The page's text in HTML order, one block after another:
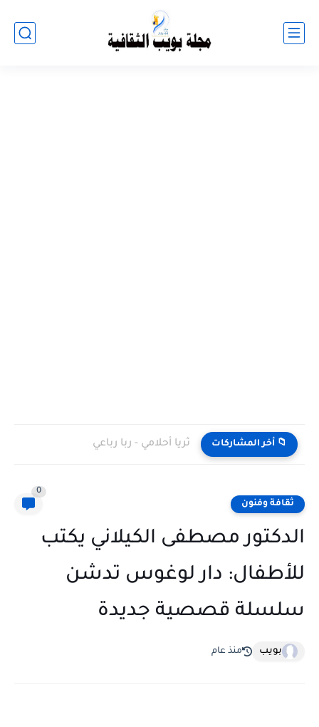
📁 أخر المشاركات ثريا أحلامي - ربا رباعي
ثقافة وفنون
0
الدكتور مصطفى الكيلاني يكتب
للأطفال: دار لوغوس تدشن
سلسلة قصصية جديدة
بويب منذ عام